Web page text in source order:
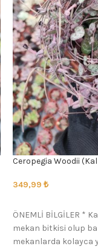
Ceropegia Woodii
349,99 ₺
ÖNEMLİ BİLGİLER *
mekan bitkisi olup
mekanlarda kolayca